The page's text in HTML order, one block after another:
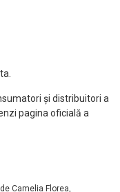
și distribuitori a
pagina oficială a
Camelia Florea,